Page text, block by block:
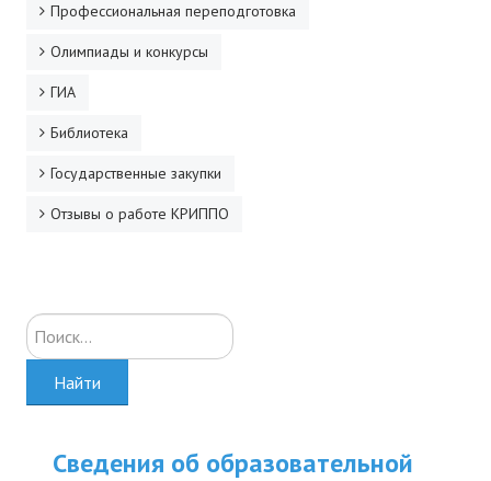
КОНТАКТЫ
Профессиональная переподготовка
Олимпиады и конкурсы
ГИА
Библиотека
Государственные закупки
Отзывы о работе КРИППО
Искать...
Найти
Сведения об образовательной